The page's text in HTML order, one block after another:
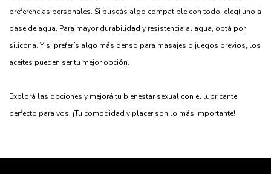
preferencias personales. Si buscás algo compatible con todo, elegí uno a
base de agua. Para mayor durabilidad y resistencia al agua, optá por
silicona. Y si preferís algo más denso para masajes o juegos previos, los
aceites pueden ser tu mejor opción.
Explorá las opciones y mejorá tu bienestar sexual con el lubricante
perfecto para vos. ¡Tu comodidad y placer son lo más importante!